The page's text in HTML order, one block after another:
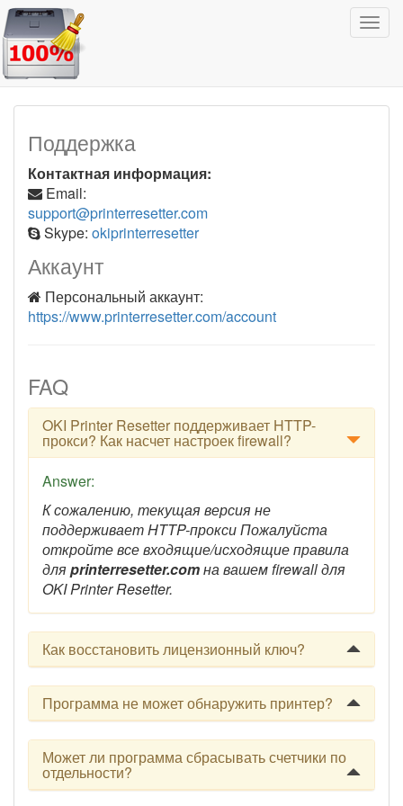
Поддержка
Контактная информация:
Email:
support@printerresetter.com
Skype: okiprinterresetter
Аккаунт
Персональный аккаунт:
https://www.printerresetter.com/account
FAQ
OKI Printer Resetter поддерживает HTTP-
прокси? Как насчет настроек firewall?
Answer:
К сожалению, текущая версия не
поддерживает HTTP-прокси Пожалуйста
откройте все входящие/исходящие правила
дляprinterresetter.comна вашем firewall для
OKI Printer Resetter.
Как восстановить лицензионный ключ?
Программа не может обнаружить принтер?
Может ли программа сбрасывать счетчики по
отдельности?